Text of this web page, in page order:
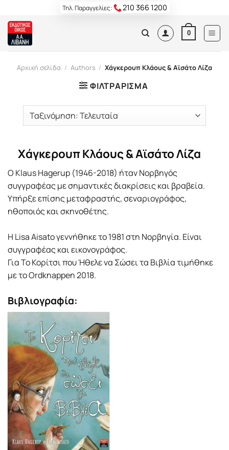
content
Τηλ. Παραγγελίες: 210 366 1200
0
Αρχική σελίδα / Authors / Χάγκερουπ Κλάους & Αϊσάτο Λίζα
ΦΙΛΤΡΆΡΙΣΜΑ
Χάγκερουπ Κλάους & Αϊσάτο Λίζα
Ο Klaus Hagerup (1946-2018) ήταν Νορβηγός
συγγραφέας µε σηµαντικές διακρίσεις και βραβεία.
Υπήρξε επίσης µεταφραστής, σεναριογράφος,
ηθοποιός και σκηνοθέτης.
Η Lisa Aisato γεννήθηκε το 1981 στη Νορβηγία. Είναι
συγγραφέας και εικονογράφος.
Για Το Κορίτσι που Ήθελε να Σώσει τα Βιβλία τιµήθηκε
µε το Ordknappen 2018.
Βιβλιογραφία: